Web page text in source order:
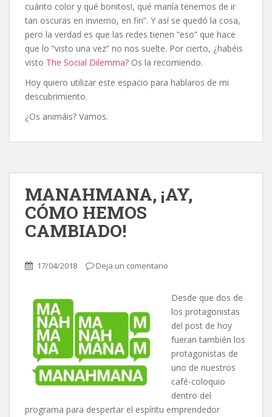
cuánto color y qué bonitos!, qué manía tenemos de ir
tan oscuras en invierno, en fin”. Y así se quedó la cosa,
pero la verdad es que las redes tienen “eso” que hace
que lo “visto una vez” no nos suelte. Por cierto, ¿habéis
visto The Social Dilemma? Os la recomiendo.
Hoy quiero utilizar este espacio para hablaros de mi
descubrimiento.
¿Os animáis? Vamos.
MANAHMANA, ¡AY,
CÓMO HEMOS
CAMBIADO!
17/04/2018 Deja un comentario
Desde que dos de
los protagonistas
del post de hoy
fueran también los
protagonistas de
uno de nuestros
café-coloquio
dentro del
programa para despertar el espíritu emprendedor